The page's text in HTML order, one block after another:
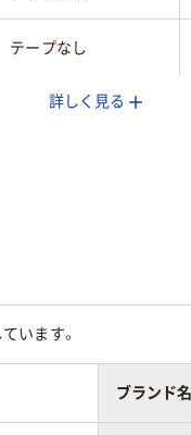
テープなし
詳しく見る
います。
ブランド名